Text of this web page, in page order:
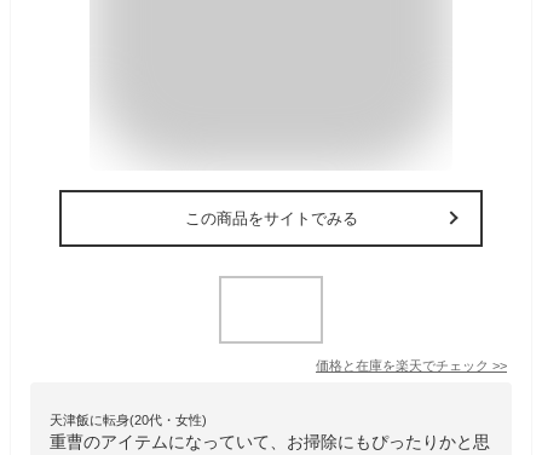
この商品をサイトでみる
価格と在庫を楽天でチェック >>
天津飯に転身(20代・女性)
重曹のアイテムになっていて、お掃除にもぴったりかと思